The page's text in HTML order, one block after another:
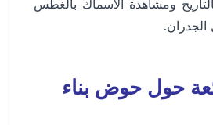
ومشاهدة الأسماك بالغطس
الجدران.
حول حوض بناء